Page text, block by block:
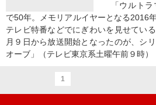
「ウルトラ
で50年。メモリアルイヤーとなる2016
テレビ特番などでにぎわいを見せてい
月９日から放送開始となったのが、シ
オーブ」（テレビ東京系土曜午前９時）
1